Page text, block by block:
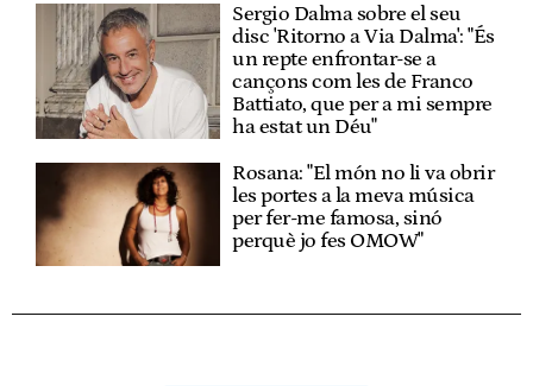
Sergio Dalma sobre el seu
disc 'Ritorno a Via Dalma': "És
un repte enfrontar-se a
cançons com les de Franco
Battiato, que per a mi sempre
ha estat un Déu"
Rosana: "El món no li va obrir
les portes a la meva música
per fer-me famosa, sinó
perquè jo fes OMOW"